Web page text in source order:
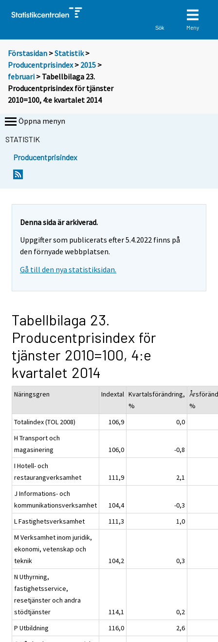
Sök Meny
Förstasidan >Statistik >
Producentprisindex> 2015 >
februari > Tabellbilaga 23.
Producentprisindex för tjänster
2010=100, 4:e kvartalet 2014
Öppna menyn
STATISTIK
Producentprisindex
Denna sida är arkiverad.
Uppgifter som publicerats efter 5.4.2022 finns på
den förnyade webbplatsen.
Gå till den nya statistiksidan.
Tabellbilaga 23.
Producentprisindex för
tjänster 2010=100, 4:e
kvartalet 2014
Näringsgren Indextal Kvartalsförändring,
%
%
Totalindex (TOL 2008)
106,9
0,0
H Transport och
magasinering
106,0
-0,8
I Hotell- och
restaurangverksamhet
111,9
2,1
J Informations- och
kommunikationsverksamhet
104,4
-0,3
L Fastighetsverksamhet
111,3
1,0
M Verksamhet inom juridik,
ekonomi, vetenskap och
teknik
104,2
0,3
N Uthyrning,
fastighetsservice,
resetjänster och andra
stödtjänster
114,1
0,2
P Utbildning
116,0
2,6